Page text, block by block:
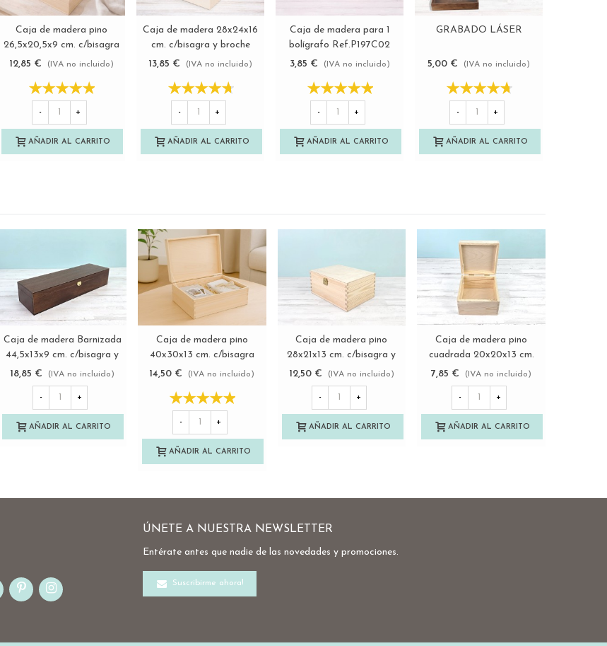
Ver más
Caja de madera pino
26,5x20,5x9 cm. c/bisagra
y broche Ref.P00CL2
12,85 € (IVA no incluido)
- +
AÑADIR AL CARRITO
Ver más
Caja de madera 28x24x16
cm. c/bisagra y broche
Ref.PC4F9
13,85 € (IVA no incluido)
- +
AÑADIR AL CARRITO
Ver más
Caja de madera para 1
bolígrafo Ref.P197C02
3,85 €
(IVA no incluido)
- +
AÑADIR AL CARRITO
Ver más
GRABADO LÁSER
5,00 € (IVA no incluido)
- +
AÑADIR AL CARRITO
Ver más
Caja de madera Barnizada
44,5x13x9 cm. c/bisagra y
broche Ref.MAG25
18,85 € (IVA no incluido)
- +
AÑADIR AL CARRITO
Ver más
Caja de madera pino
40x30x13 cm. c/bisagra
Ref.DRSD140B
14,50 € (IVA no incluido)
- +
AÑADIR AL CARRITO
Ver más
Caja de madera pino
28x21x13 cm. c/bisagra y
broche Ref.DRSBOX1
12,50 € (IVA no incluido)
- +
AÑADIR AL CARRITO
Ver más
Caja de madera pino
cuadrada 20x20x13 cm.
c/bisagra Ref.DRSD120B
7,85 € (IVA no incluido)
- +
AÑADIR AL CARRITO
ÚNETE A NUESTRA NEWSLETTER
Entérate antes que nadie de las novedades y promociones.
Suscribirme ahora!